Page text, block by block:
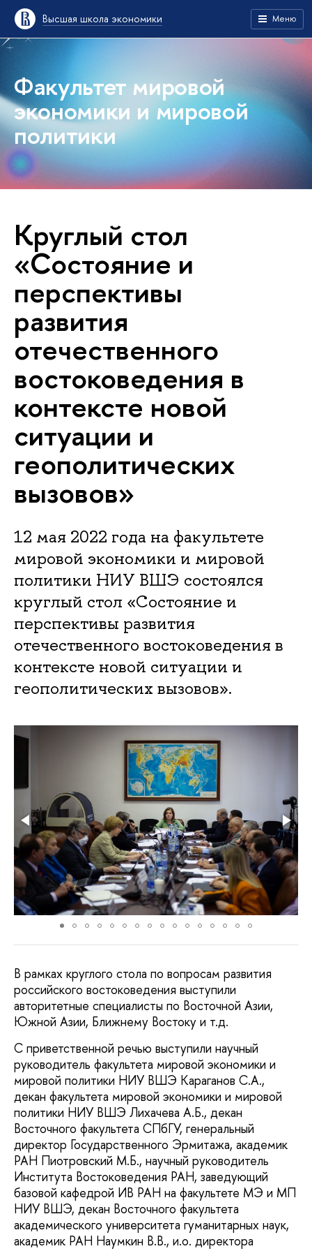
Высшая школа экономики Меню
Факультет мировой
экономики и мировой
политики
Круглый стол
«Состояние и
перспективы
развития
отечественного
востоковедения в
контексте новой
ситуации и
геополитических
вызовов»
12 мая 2022 года на факультете
мировой экономики и мировой
политики НИУ ВШЭ состоялся
круглый стол «Состояние и
перспективы развития
отечественного востоковедения в
контексте новой ситуации и
геополитических вызовов».
В рамках круглого стола по вопросам развития
российского востоковедения выступили
авторитетные специалисты по Восточной Азии,
Южной Азии, Ближнему Востоку и т.д.
С приветственной речью выступили научный
руководитель факультета мировой экономики и
мировой политики НИУ ВШЭ Караганов С.А.,
декан факультета мировой экономики и мировой
политики НИУ ВШЭ Лихачева А.Б., декан
Восточного факультета СПбГУ, генеральный
директор Государственного Эрмитажа, академик
РАН Пиотровский М.Б., научный руководитель
Института Востоковедения РАН, заведующий
базовой кафедрой ИВ РАН на факультете МЭ и МП
НИУ ВШЭ, декан Восточного факультета
академического университета гуманитарных наук,
академик РАН Наумкин В.В., и.о. директора